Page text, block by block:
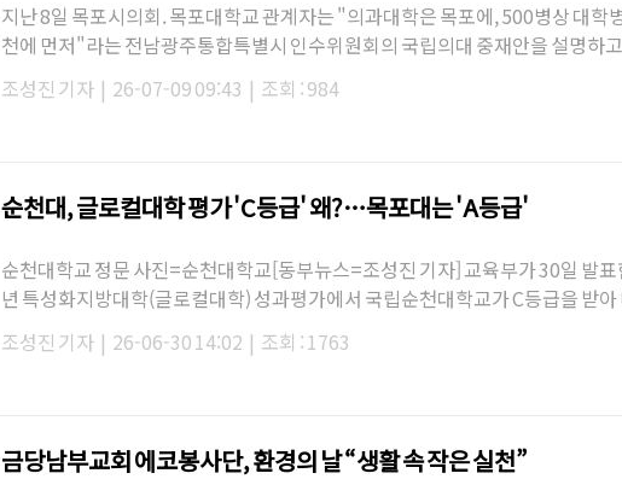
지난 8일 목포시의회. 목포대학교 관계자는 "의과대학은 목포에, 500병상 대학
천에 먼저"라는 전남광주통합특별시 인수위원회의 국립의대 중재안을 설명하
같은 …
조성진 기자 | 26-07-09 09:43 | 조회 : 984
순천대, 글로컬대학 평가 'C등급' 왜?…목포대는 'A등급'
순천대학교 정문 사진=순천대학교[동부뉴스=조성진 기자] 교육부가 30일 발
년 특성화지방대학(글로컬대학) 성과평가에서 국립순천대학교가 C등급을 받아
국고지원금이 62억5000만원 줄어들…
조성진 기자 | 26-06-30 14:02 | 조회 : 1763
금당남부교회 에코봉사단, 환경의 날 “생활 속 작은 실천”